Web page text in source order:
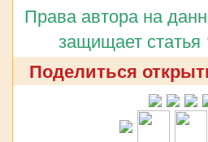
Права автора на
защищает
Поделиться